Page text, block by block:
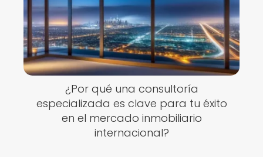
¿Por qué una consultoría
especializada es clave para tu éxito
en el mercado inmobiliario
internacional?